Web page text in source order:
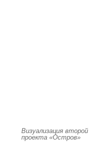
Визуализация
проекта «Остров»